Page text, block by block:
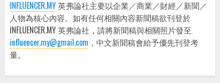
INFLUENCER.MY英弗論社主要以企業／商業／財經／新聞／
人物為核心內容。如有任何相關內容新聞稿欲刊登於
INFLUENCER.MY 英弗論社，請將新聞稿與相關照片發至
influencer.my@gmail.com ，中文新聞稿會給予優先刊登考
量。